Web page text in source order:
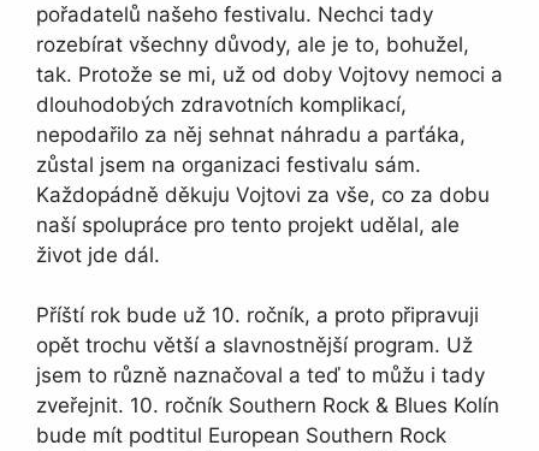
pořadatelů našeho festivalu. Nechci tady
rozebírat všechny důvody, ale je to, bohužel,
tak. Protože se mi, už od doby Vojtovy nemoci a
dlouhodobých zdravotních komplikací,
nepodařilo za něj sehnat náhradu a parťáka,
zůstal jsem na organizaci festivalu sám.
Každopádně děkuju Vojtovi za vše, co za dobu
naší spolupráce pro tento projekt udělal, ale
život jde dál.
Příští rok bude už 10. ročník, a proto připravuji
opět trochu větší a slavnostnější program. Už
jsem to různě naznačoval a teď to můžu i tady
zveřejnit. 10. ročník Southern Rock & Blues Kolín
bude mít podtitul European Southern Rock